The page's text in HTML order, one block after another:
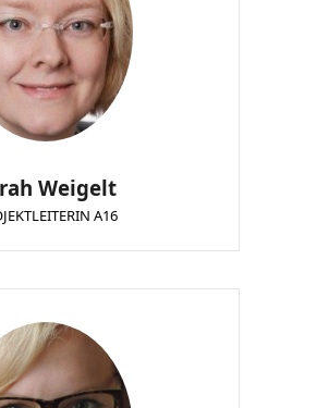
Weigelt
A16